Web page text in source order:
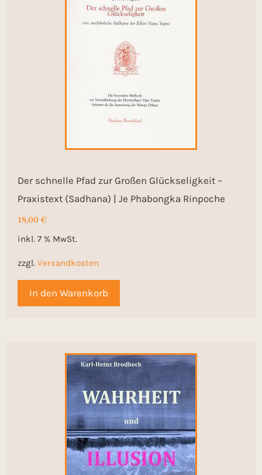
Der schnelle Pfad zur Großen Glückseligkeit –
Praxistext (Sadhana) | Je Phabongka Rinpoche
18,00€
inkl. 7 % MwSt.
zzgl. Versandkosten
In den Warenkorb